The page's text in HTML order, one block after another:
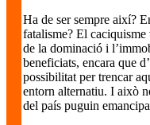
Ha de ser sempre així?
fatalisme? El
de la dominació i
beneficiats, encara que
possibilitat per trencar
entorn alternatiu. I això
del país puguin